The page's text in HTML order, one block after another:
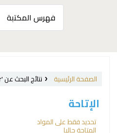
الصفحة الرئيسية نتائج البحث عن 'ccl=se,phr:"السلسلة التراثية الثقافية ؛"'
الإتاحة
تحديد فقط على المواد
المتاحة حاليا